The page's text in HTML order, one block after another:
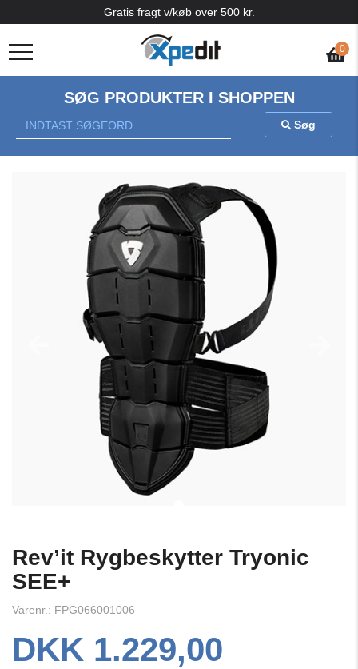
0
Gratis fragt v/køb over 500 kr.
SØG PRODUKTER I SHOPPEN
Søg
Previous
Rev’it Rygbeskytter Tryonic
SEE+
Varenr.: FPG066001006
DKK 1.229,00